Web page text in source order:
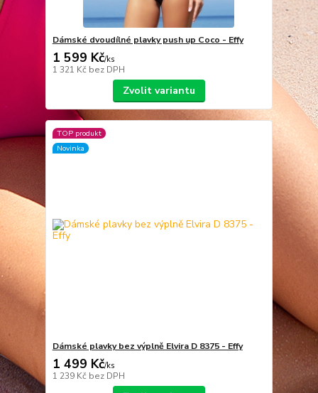
Dámské dvoudílné plavky push up Coco - Effy
1 599 Kč/ks
1 321 Kč bez DPH
Zvolit variantu
TOP produkt
Novinka
Dámské plavky bez výplně Elvira D 8375 - Effy
1 499 Kč/ks
1 239 Kč bez DPH